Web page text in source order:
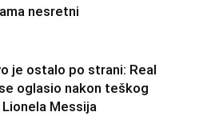
nesretni
je ostalo po strani: Real
oglasio nakon teškog
Messija